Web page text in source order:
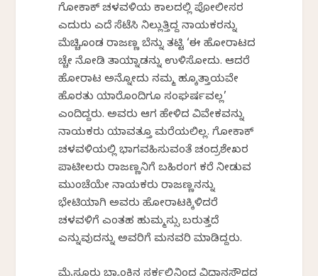
ಗೋಕಾಕ್ ಚಳವಳಿಯ ಕಾಲದಲ್ಲಿ ಪೋಲೀಸರ
ಎದುರು ಎದೆ ಸೆಟೆಸಿ ನಿಲ್ಲುತ್ತಿದ್ದ ನಾಯಕರನ್ನು
ಮೆಚ್ಚಿಕೊಂಡ ರಾಜಣ್ಣ ಬೆನ್ನು ತಟ್ಟಿ ‘ಈ ಹೋರಾಟದ
ಕೆಚ್ಚೇ ನೋಡಿ ತಾಯ್ನಾಡನ್ನು ಉಳಿಸೋದು. ಆದರೆ
ಹೋರಾಟ ಅನ್ನೋದು ನಮ್ಮ ಹಕ್ಕೊತ್ತಾಯವೇ
ಹೊರತು ಯಾರೊಂದಿಗೂ ಸಂಘರ್ಷವಲ್ಲ’
ಎಂದಿದ್ದರು. ಅವರು ಆಗ ಹೇಳಿದ ವಿವೇಕವನ್ನು
ನಾಯಕರು ಯಾವತ್ತೂ ಮರೆಯಲಿಲ್ಲ. ಗೋಕಾಕ್
ಚಳವಳಿಯಲ್ಲಿ ಭಾಗವಹಿಸುವಂತೆ ಚಂದ್ರಶೇಖರ
ಪಾಟೀಲರು ರಾಜಣ್ಣನಿಗೆ ಬಹಿರಂಗ ಕರೆ ನೀಡುವ
ಮುಂಚೆಯೇ ನಾಯಕರು ರಾಜಣ್ಣನನ್ನು
ಭೇಟಿಯಾಗಿ ಅವರು ಹೋರಾಟಕ್ಕಿಳಿದರೆ
ಚಳವಳಿಗೆ ಎಂತಹ ಹುಮ್ಮಸ್ಸು ಬರುತ್ತದೆ
ಎನ್ನುವುದನ್ನು ಅವರಿಗೆ ಮನವರಿಕೆ ಮಾಡಿದ್ದರು.